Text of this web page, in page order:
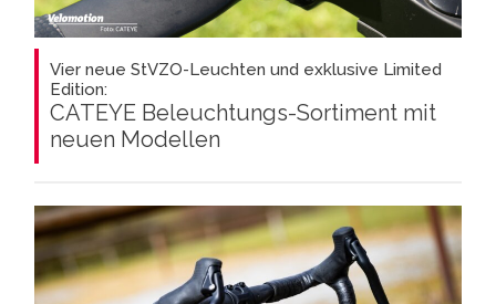
Vier neue StVZO-Leuchten und exklusive Limited
Edition:
CATEYE Beleuchtungs-Sortiment mit
neuen Modellen